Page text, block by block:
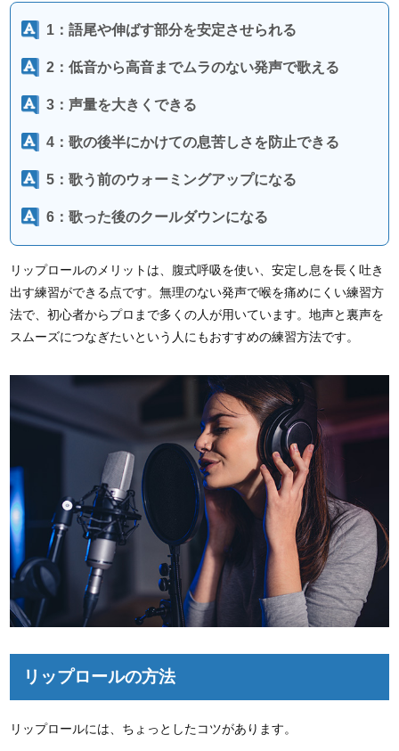
1：語尾や伸ばす部分を安定させられる
2：低音から高音までムラのない発声で歌える
3：声量を大きくできる
4：歌の後半にかけての息苦しさを防止できる
5：歌う前のウォーミングアップになる
6：歌った後のクールダウンになる
リップロールのメリットは、腹式呼吸を使い、安定し息を長く吐き
出す練習ができる点です。無理のない発声で喉を痛めにくい練習方
法で、初心者からプロまで多くの人が用いています。地声と裏声を
スムーズにつなぎたいという人にもおすすめの練習方法です。
リップロールの方法
リップロールには、ちょっとしたコツがあります。